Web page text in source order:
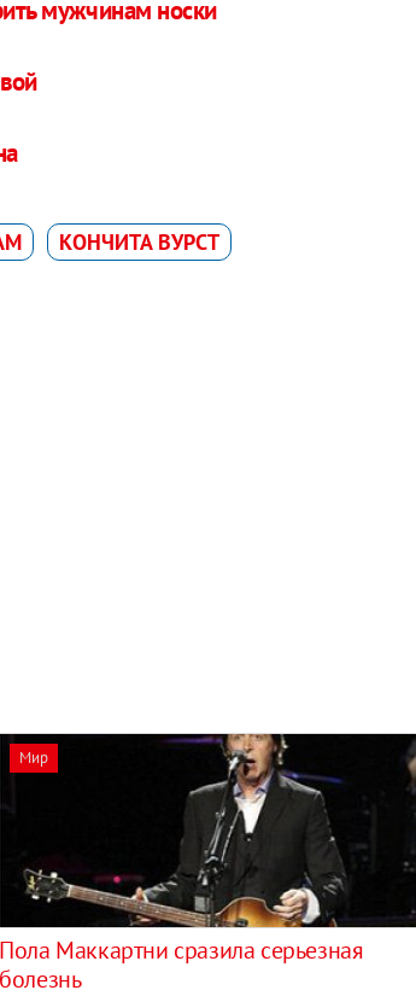
мужчинам носки
КОНЧИТА ВУРСТ
Мир
Пола Маккартни сразила серьезная
болезнь